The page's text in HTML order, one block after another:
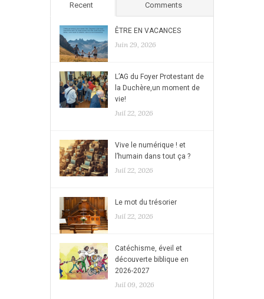
Recent Comments
ÊTRE EN VACANCES
Juin 29, 2026
L’AG du Foyer Protestant de
la Duchère,un moment de
vie!
Juil 22, 2026
Vive le numérique ! et
l’humain dans tout ça ?
Juil 22, 2026
Le mot du trésorier
Juil 22, 2026
Catéchisme, éveil et
découverte biblique en
2026-2027
Juil 09, 2026